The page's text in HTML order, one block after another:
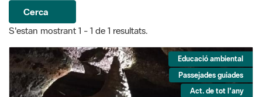
Cerca
S'estan mostrant 1 - 1 de 1 resultats.
Educació ambiental
Passejades guiades
Act. de tot l'any